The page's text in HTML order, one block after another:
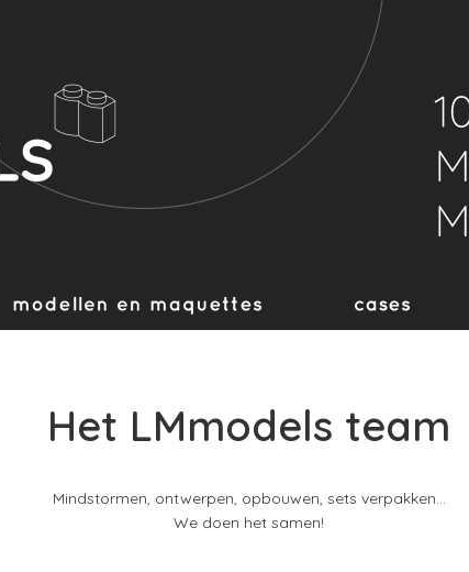
Het LMmodels team
Mindstormen, ontwerpen, opbouwen, sets verpakken...
We doen het samen!